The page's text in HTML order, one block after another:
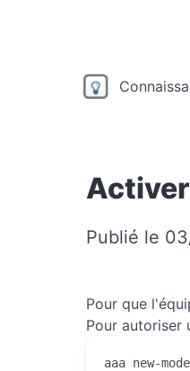
Publié le
Pour que
Pour autoriser
aaa new-